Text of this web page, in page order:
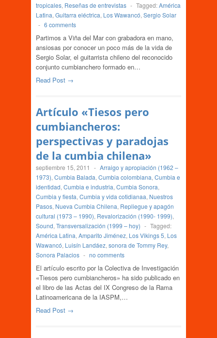
tropicales, Reseñas de entrevistas - Tagged:América
Latina, Guitarra eléctrica, Los Wawancó, Sergio Solar
- 6 comments
Partimos a Viña del Mar con grabadora en mano,
ansiosas por conocer un poco más de la vida de
Sergio Solar, el guitarrista chileno del reconocido
conjunto cumbianchero formado en…
Read Post →
Artículo «Tiesos pero
cumbiancheros:
perspectivas y paradojas
de la cumbia chilena»
septiembre 15, 2011 - Arraigo y apropiación (1962 –
1973), Cumbia Balada, Cumbia colombiana, Cumbia e
identidad, Cumbia e industria, Cumbia Sonora,
Cumbia y fiesta, Cumbia y vida cotidianaa, Nuestros
Pasos, Nueva Cumbia Chilena, Repliegue y apagón
cultural (1973 – 1990), Revalorización (1990- 1999),
Sound, Transversalización (1999 – hoy) - Tagged:
América Latina, Amparito Jiménez, Los Vikings 5, Los
Wawancó, Luisín Landáez, sonora de Tommy Rey,
Sonora Palacios - no comments
El artículo escrito por la Colectiva de Investigación
«Tiesos pero cumbiancheros» ha sido publicado en
el libro de las Actas del IX Congreso de la Rama
Latinoamericana de la IASPM,…
Read Post →